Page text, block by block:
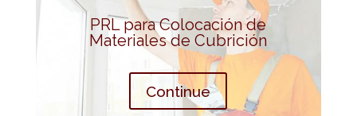
PRL para Colocación de
Materiales de Cubrición
Continue